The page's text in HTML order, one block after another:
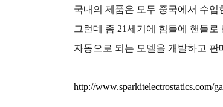
국내의 제품은 모두 중국에서 수
그런데 좀 21세기에 힘들에 핸들로
자동으로 되는 모델을 개발하고
http://www.sparkitelectrostatics.com/